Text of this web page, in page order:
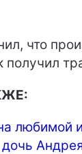
что
получил
любимой